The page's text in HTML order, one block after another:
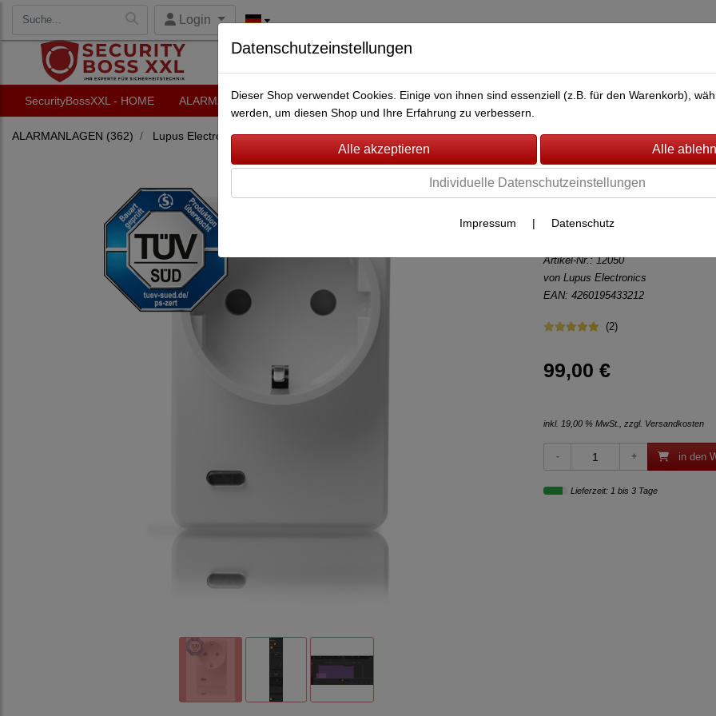
Login
SecurityBossXXL - HOME ALARMANLAGEN VIDEO-ÜBERWACHUNG FAHRZEUG-ÜBERWACHUNG
ALARMANLAGEN (362) Lupus Electronics(228) Lupusec XT2 Plus(73)
Lupusec
und ZigBee
Artikel-Nr.:12050
von Lupus Electronics
EAN: 4260195433212
(2)
99,00 €
inkl. 19,00 % MwSt., zzgl. Versandkosten
in den
Lieferzeit: 1 bis 3 Tage
Datenschutzeinstellungen
Dieser Shop verwendet Cookies. Einige von ihnen sind essenziell (z.B. für den Warenkorb),
werden, um diesen Shop und Ihre Erfahrung zu verbessern.
Individuelle Datenschutzeinstellungen
Impressum | Datenschutz